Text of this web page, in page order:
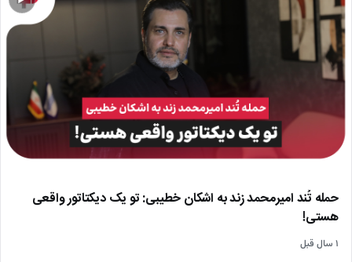
حمله تُند امیرمحمد زند به اشکان خطیبی: تو یک دیکتاتور واقعی
هستی!
۱ سال قبل